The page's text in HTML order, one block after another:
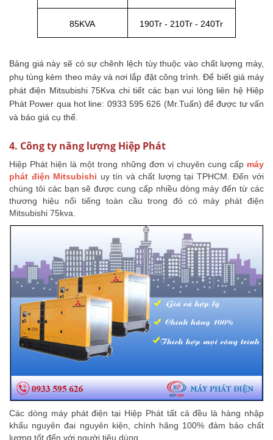
85KVA 190Tr - 210Tr - 240Tr
Bảng giá này sẽ có sự chênh lệch tùy thuộc vào chất lượng máy,
phụ tùng kèm theo máy và nơi lắp đặt công trình. Để biết giá máy
phát điện Mitsubishi 75Kva chi tiết các bạn vui lòng liên hệ Hiệp
Phát Power qua hot line: 0933 595 626 (Mr.Tuấn) để được tư vấn
và báo giá cụ thể.
4. Công ty năng lượng Hiệp Phát
Hiệp Phát hiện là một trong những đơn vị chuyên cung cấp máy
phát điện Mitsubishi uy tín và chất lượng tại TPHCM. Đến với
chúng tôi các bạn sẽ được cung cấp nhiều dòng máy đến từ các
thương hiệu nổi tiếng toàn cầu trong đó có máy phát điện
Mitsubishi 75kva.
Các dòng máy phát điện tại Hiệp Phát tất cả đều là hàng nhập
khẩu nguyên đai nguyên kiện, chính hãng 100% đảm bảo chất
lượng tốt đến với người tiêu dùng.